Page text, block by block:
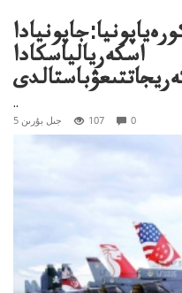
اسكەريالياسكادا
..
5 جىل بۇرىن 107 0